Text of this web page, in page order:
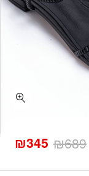
₪689
המחיר
המקורי
₪345 המחיר
הנוכחי